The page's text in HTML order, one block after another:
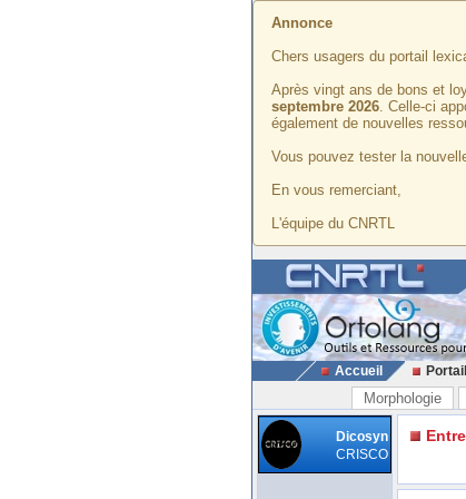
Annonce
Chers usagers du portail
Après vingt ans de bons et
septembre 2026. Celle-ci
également de nouvelles
Vous pouvez tester la
En vous remerciant,
L'équipe du CNRTL
Accueil
Morphologie
Dicosyn
CRISCO